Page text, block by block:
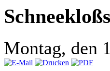
Montag, den